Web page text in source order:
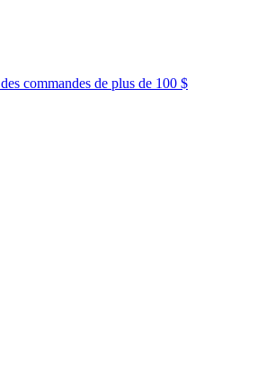
des commandes de plus de 100 $